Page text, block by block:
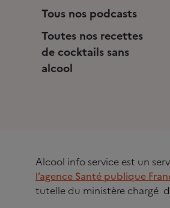
Tous nos podcasts
Toutes nos recettes
de cocktails sans
alcool
Alcool info service est un
l’agence Santé publique
tutelle du ministère chargé